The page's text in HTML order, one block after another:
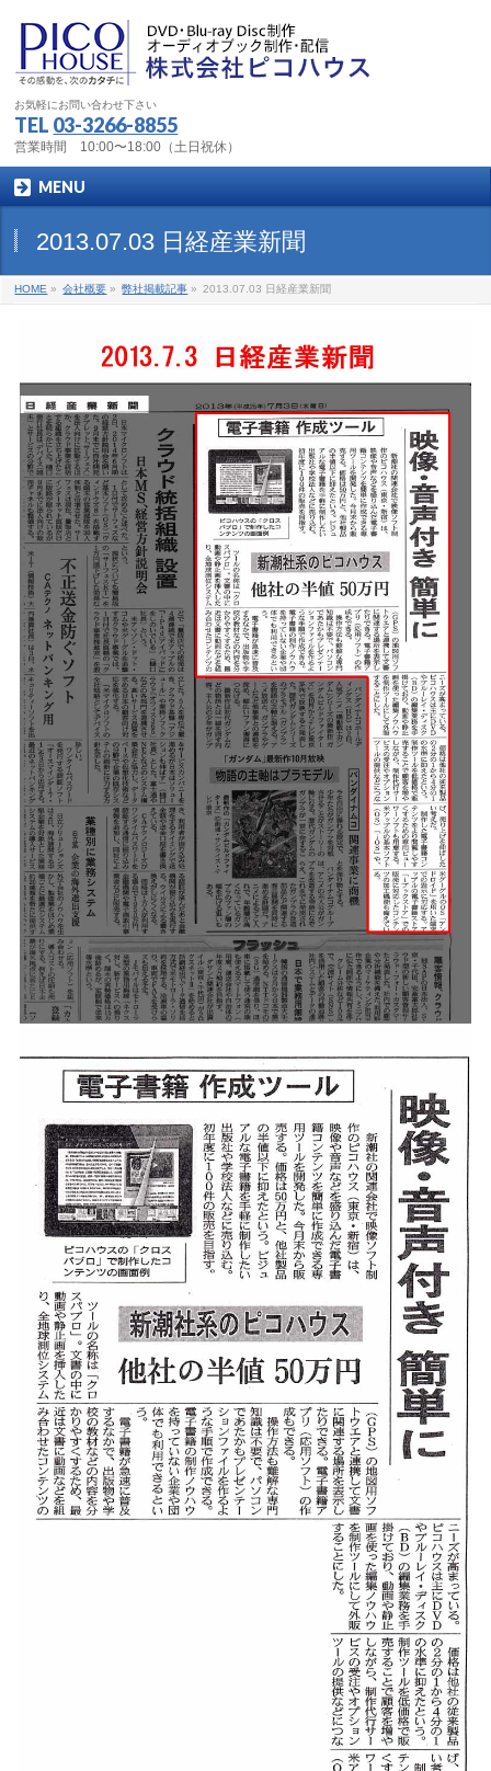
お気軽にお問い合わせ下さい
TEL 03-3266-8855
営業時間 10:00〜18:00（土日祝休）
MENU
2013.07.03 日経産業新聞
HOME » 会社概要 » 弊社掲載記事 » 2013.07.03 日経産業新聞